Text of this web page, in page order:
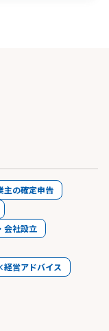
の確定申告
会社設立
営アドバイス